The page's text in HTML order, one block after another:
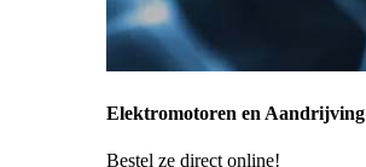
Elektromotoren en Aandrijving
Bestel ze direct online!